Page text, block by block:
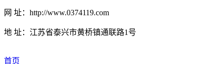
网 址：http://www.0374119.com
地 址：江苏省泰兴市黄桥镇通联路1号
首页